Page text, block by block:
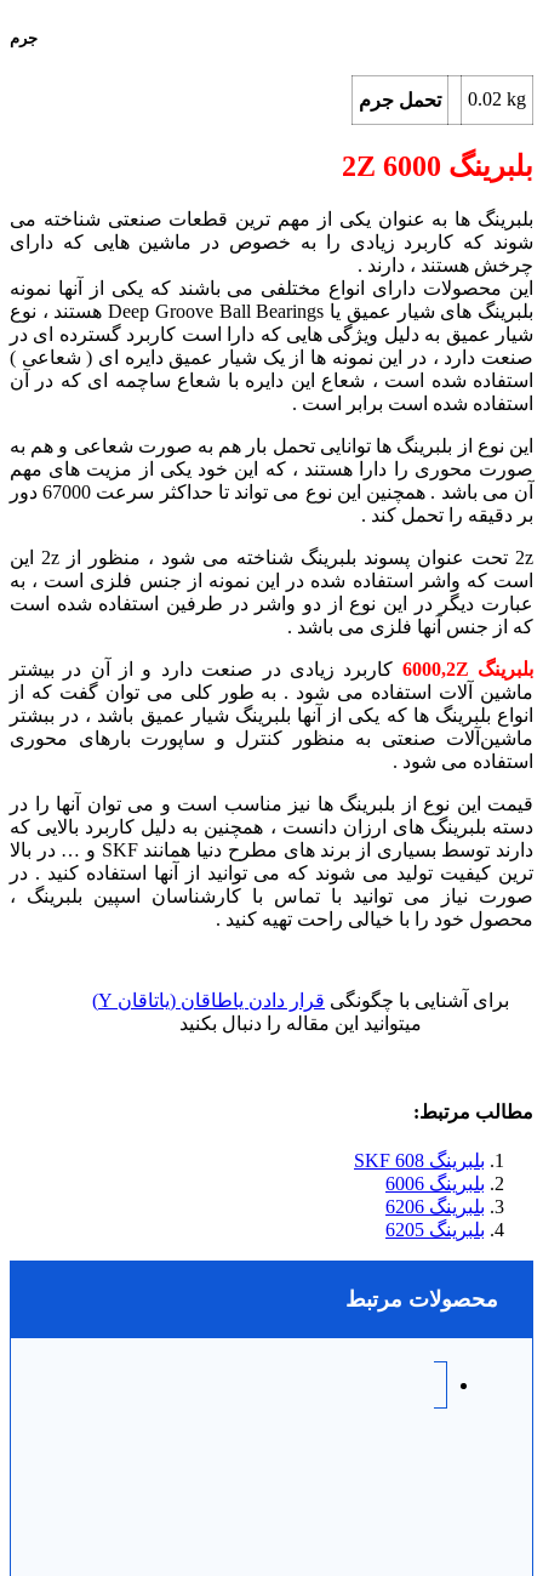
جرم
تحمل جرم 0.02 kg
بلبرینگ 6000 2Z
بلبرینگ ها به عنوان یکی از مهم ترین قطعات صنعتی شناخته می
شوند که کاربرد زیادی را به خصوص در ماشین هایی که دارای
چرخش هستند ، دارند .
این محصولات دارای انواع مختلفی می باشند که یکی از آنها نمونه
بلبرینگ های شیار عمیق یا Deep Groove Ball Bearings هستند ، نوع
شیار عمیق به دلیل ویژگی هایی که دارا است کاربرد گسترده ای در
صنعت دارد ، در این نمونه ها از یک شیار عمیق دایره ای ( شعاعی )
استفاده شده است ، شعاع این دایره با شعاع ساچمه ای که در آن
استفاده شده است برابر است .
این نوع از بلبرینگ ها توانایی تحمل بار هم به صورت شعاعی و هم به
صورت محوری را دارا هستند ، که این خود یکی از مزیت های مهم
آن می باشد . همچنین این نوع می تواند تا حداکثر سرعت 67000 دور
بر دقیقه را تحمل کند .
2z تحت عنوان پسوند بلبرینگ شناخته می شود ، منظور از 2z این
است که واشر استفاده شده در این نمونه از جنس فلزی است ، به
عبارت دیگر در این نوع از دو واشر در طرفین استفاده شده است
که از جنس آنها فلزی می باشد .
بلبرینگ 6000,2Z
کاربرد زیادی در صنعت دارد و از آن در بیشتر
ماشین آلات استفاده می شود . به طور کلی می توان گفت که از
انواع بلبرینگ ها که یکی از آنها بلبرینگ شیار عمیق باشد ، در ببشتر
ماشین‌آلات صنعتی به منظور کنترل و ساپورت بارهای محوری
استفاده می شود .
قیمت این نوع از بلبرینگ ها نیز مناسب است و می توان آنها را در
دسته بلبرینگ های ارزان دانست ، همچنین به دلیل کاربرد بالایی که
دارند توسط بسیاری از برند های مطرح دنیا همانند SKF و … در بالا
ترین کیفیت تولید می شوند که می توانید از آنها استفاده کنید . در
صورت نیاز می توانید با تماس با کارشناسان اسپین بلبرینگ ،
محصول خود را با خیالی راحت تهیه کنید .
برای آشنایی با چگونگی قرار دادن یاطاقان (یاتاقان Y)
میتوانید این مقاله را دنبال بکنید
مطالب مرتبط:
بلبرینگ 608 SKF
بلبرینگ 6006
بلبرینگ 6206
بلبرینگ 6205
محصولات مرتبط